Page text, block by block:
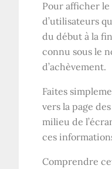
Pour afficher
d’utilisateurs
du début à la
connu sous le
d’achèvement.
Faites
vers la page
milieu de
ces
Comprendre